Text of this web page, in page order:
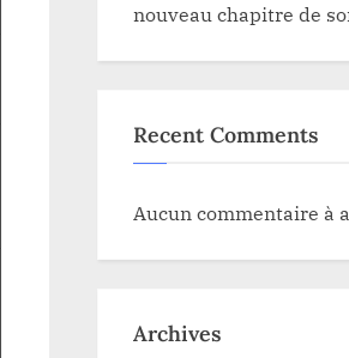
nouveau chapitre de
Recent Comments
Aucun commentaire à
Archives